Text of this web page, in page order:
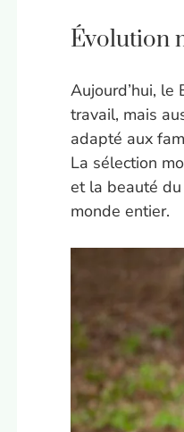
Évolution
Aujourd’hui,
travail, mais
adapté aux
La sélection
et la beauté
monde entier.